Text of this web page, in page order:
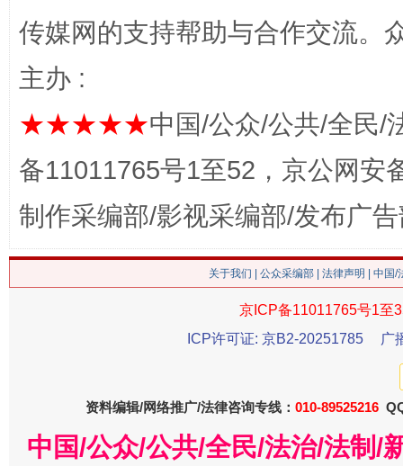
“刷贴”乱象丛生
生
揭批美国五大"原罪" "
传媒网的支持帮助与合作交流。
主办 :
★★★★★中国/公众/公共/全民/
备11011765号1至52，京公网安
制作采编部/影视采编部/发布广
关于我们 公众采编部 法律声明 | 中国
京ICP备11011765号1至
ICP许可证: 京B2-20251785
广
资料编辑/网络推广/法律咨询专线： 010-89525216
中国/公众/公共/全民/法治/法制/